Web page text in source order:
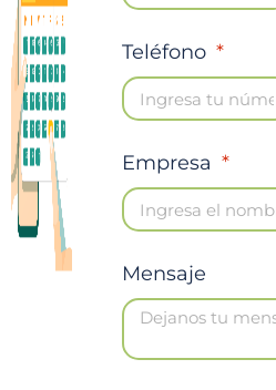
Teléfono
Empresa
Mensaje